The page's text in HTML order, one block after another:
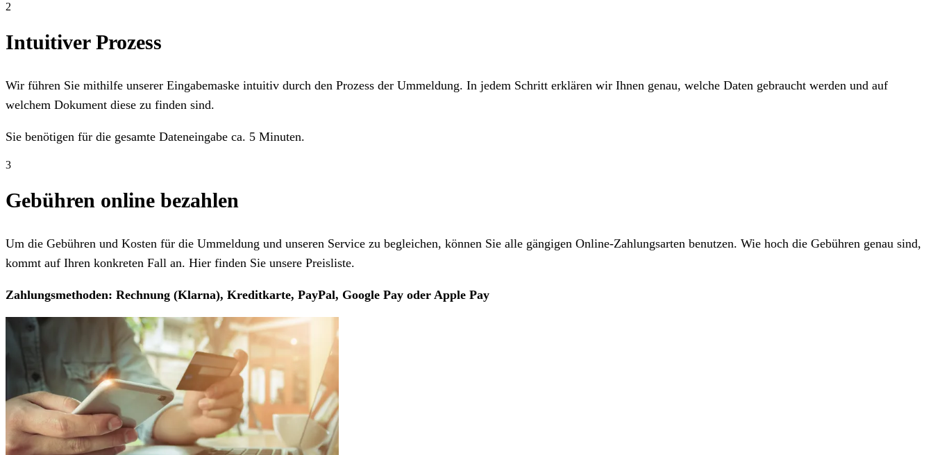
2
Intuitiver Prozess
Wir führen Sie mithilfe unserer Eingabemaske intuitiv durch den Prozess der Ummeldung. In jedem Schritt erklären wir Ihnen genau, welche Daten gebraucht werden und auf
welchem Dokument diese zu finden sind.
Sie benötigen für die gesamte Dateneingabe ca. 5 Minuten.
3
Gebühren online bezahlen
Um die Gebühren und Kosten für die Ummeldung und unseren Service zu begleichen, können Sie alle gängigen Online-Zahlungsarten benutzen. Wie hoch die Gebühren genau sind,
kommt auf Ihren konkreten Fall an. Hier finden Sie unsere Preisliste.
Zahlungsmethoden: Rechnung (Klarna), Kreditkarte, PayPal, Google Pay oder Apple Pay